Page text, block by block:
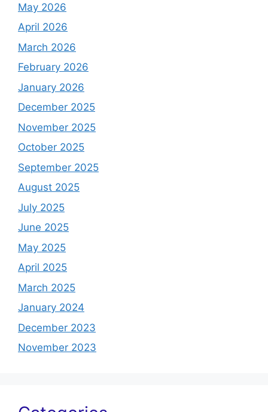
May 2026
April 2026
March 2026
February 2026
January 2026
December 2025
November 2025
October 2025
September 2025
August 2025
July 2025
June 2025
May 2025
April 2025
March 2025
January 2024
December 2023
November 2023